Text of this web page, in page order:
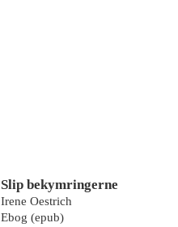
Slip bekymringerne
Irene Oestrich
Ebog (epub)